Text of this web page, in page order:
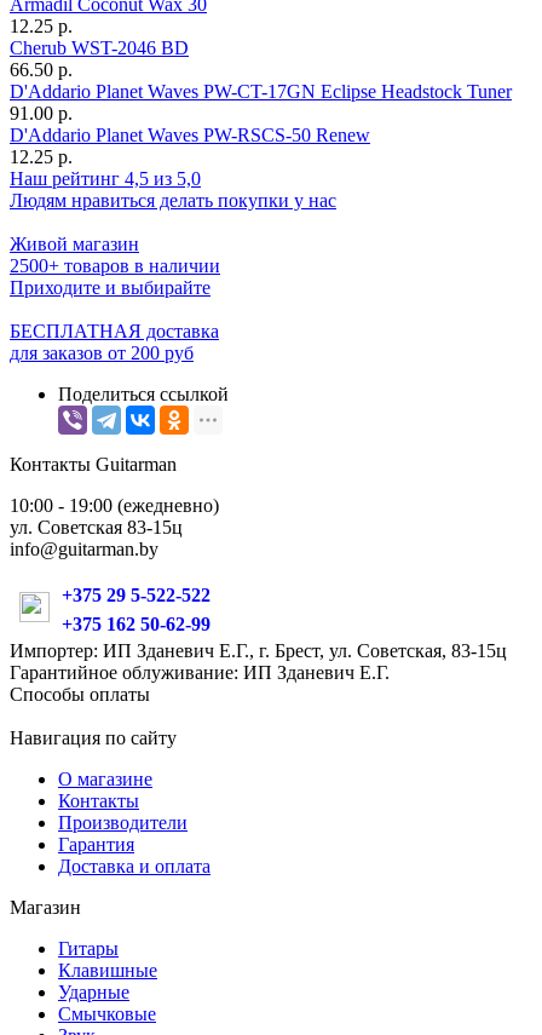
12.25 р.
Cherub WST-2046 BD
66.50 р.
D'Addario Planet Waves PW-CT-17GN Eclipse Headstock Tuner
91.00 р.
D'Addario Planet Waves PW-RSCS-50 Renew
12.25 р.
Наш рейтинг 4,5 из 5,0
Людям нравиться делать покупки у нас
Живой магазин
2500+ товаров в наличии
Приходите и выбирайте
БЕСПЛАТНАЯ доставка
для заказов от 200 руб
Поделиться ссылкой
Контакты Guitarman
10:00 - 19:00 (ежедневно)
ул. Советская 83-15ц
info@guitarman.by
+375 29 5-522-522
+375 162 50-62-99
Импортер: ИП Зданевич Е.Г., г. Брест, ул. Советская, 83-15ц
Гарантийное облуживание: ИП Зданевич Е.Г.
Способы оплаты
Навигация по сайту
О магазине
Контакты
Производители
Гарантия
Доставка и оплата
Магазин
Гитары
Клавишные
Ударные
Смычковые